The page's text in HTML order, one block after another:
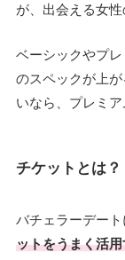
が、出会える女性
ベーシックやプ
のスペックが上
いなら、プレミア
チケットとは？
バチェラーデート
ットをうまく活